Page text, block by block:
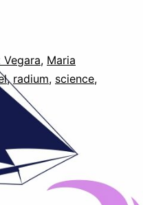
Vegara, Maria
, radium, science,